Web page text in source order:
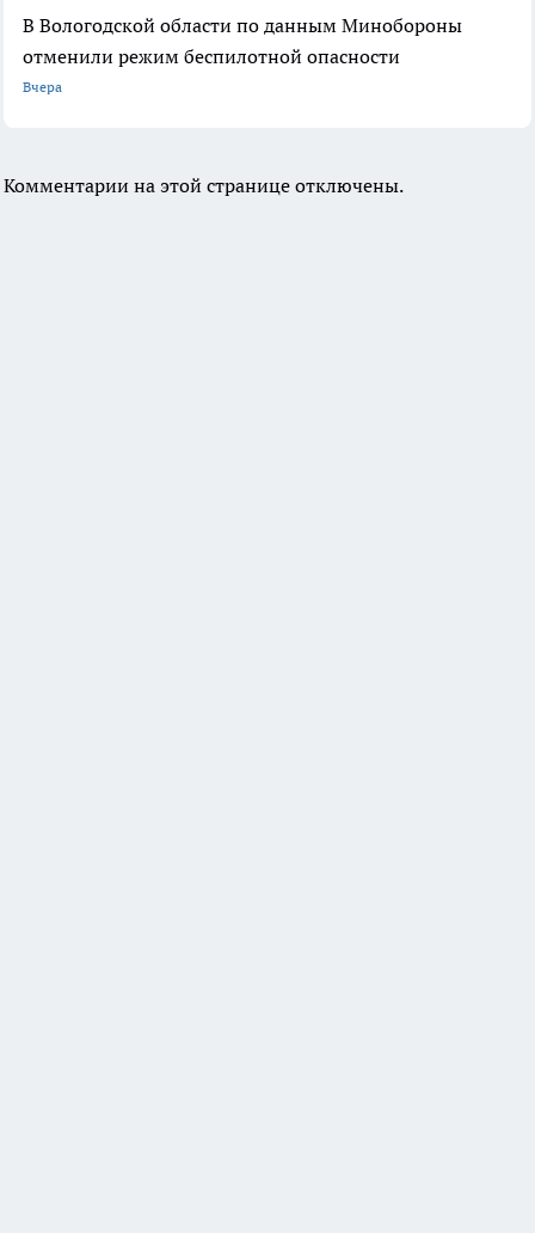
В Вологодской области по данным Минобороны
отменили режим беспилотной опасности
Вчера
Комментарии на этой странице отключены.